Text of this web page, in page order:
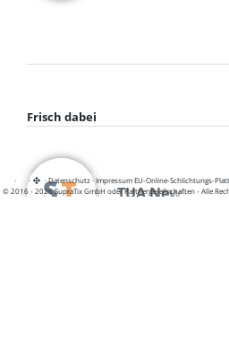
Frisch dabei
TUA News
· · ·Datenschutz·Impressum EU-Online-Schlichtungs-
© 2016 - 2026 SupraTix GmbH oder Partnergesellschaften - Alle